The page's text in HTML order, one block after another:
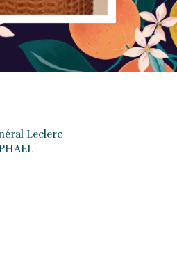
Leclerc